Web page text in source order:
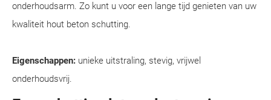
onderhoudsarm. Zo kunt u voor een lange tijd genieten van uw
kwaliteit hout beton schutting.
Eigenschappen: unieke uitstraling, stevig, vrijwel
onderhoudsvrij.